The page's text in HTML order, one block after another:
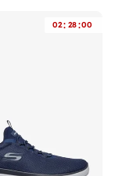
02: 28:00